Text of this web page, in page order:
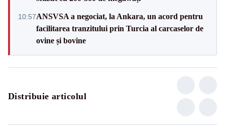
10:57ANSVSA a negociat, la Ankara, un acord pentru
facilitarea tranzitului prin Turcia al carcaselor de
ovine și bovine
Distribuie articolul